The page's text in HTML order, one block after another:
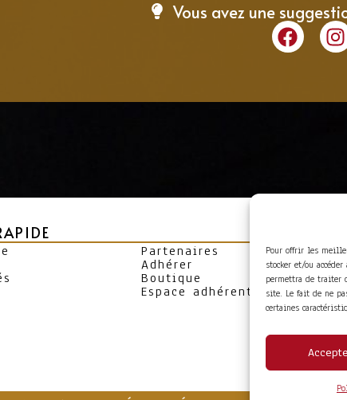
Pour offrir les
stocker et/ou
permettra de traiter
site. Le fait de ne
certaines
Vous avez une
Partenaires
Adhérer
Boutique
Espace adhérent